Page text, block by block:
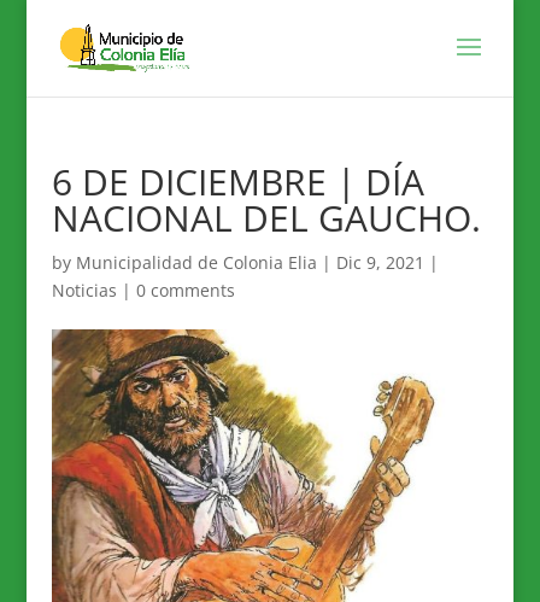
6 DE DICIEMBRE | DÍA
NACIONAL DEL GAUCHO.
by Municipalidad de Colonia Elia | Dic 9, 2021 |
Noticias | 0 comments